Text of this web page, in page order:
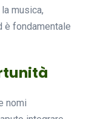
musica,
è fondamentale
nomi